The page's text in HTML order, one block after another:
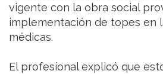
vigente con la obra social
implementación de topes en
médicas.
El profesional explicó que